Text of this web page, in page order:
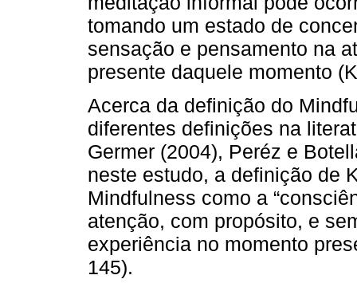
tomando um estado de
sensação e pensamento na
presente daquele momento
Acerca da definição do
diferentes definições na
Germer (2004), Peréz e
neste estudo, a definição de
Mindfulness como a
atenção, com propósito, e
experiência no momento
145).